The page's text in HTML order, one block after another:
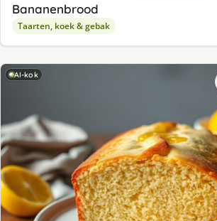
Bananenbrood
Taarten, koek & gebak
AI-kok